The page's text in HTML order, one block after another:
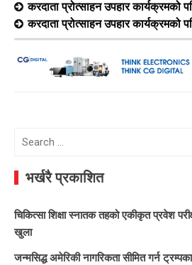
करदाता प्रोत्साहन उपहार कार्यक्रमको
करदाता प्रोत्साहन उपहार कार्यक्रमको
Search
भर्खरै प्रकाशित
चिकित्सा शिक्षा स्नातक तहको एकीकृत प्रवेश
खुला
जन्मसिद्ध अमेरिकी नागरिकता सीमित गर्न